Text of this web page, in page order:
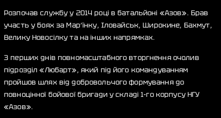
Розпочав службу у 2014 році в батальйоні «Азов». Брав
участь у боях за Мар’їнку, Іловайськ, Широкине, Бахмут,
Велику Новосілку та на інших напрямках.
З перших днів повномасштабного вторгнення очолив
підрозділ «Любарт», який під його командуванням
пройшов шлях від добровольчого формування до
повноцінної бойової бригади у складі 1-го корпусу НГУ
«Азов».